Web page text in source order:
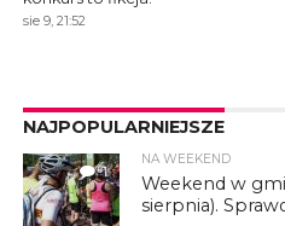
sie 9, 21:52
NAJPOPULARNIEJSZE
1
NA WEEKEND
Weekend w
sierpnia).